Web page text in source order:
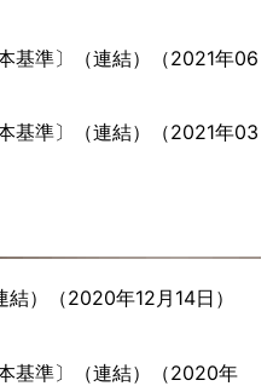
基準〕（連結）（2021年06
基準〕（連結）（2021年03
）（2020年12月14日）
基準〕（連結）（2020年